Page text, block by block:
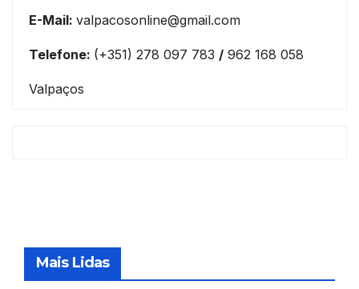
E-Mail: valpacosonline@gmail.com
Telefone: (+351) 278 097 783 / 962 168 058
Valpaços
Mais Lidas